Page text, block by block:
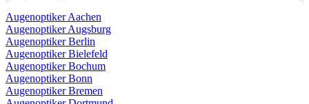
Augenoptiker Aachen
Augenoptiker Augsburg
Augenoptiker Berlin
Augenoptiker Bielefeld
Augenoptiker Bochum
Augenoptiker Bonn
Augenoptiker Bremen